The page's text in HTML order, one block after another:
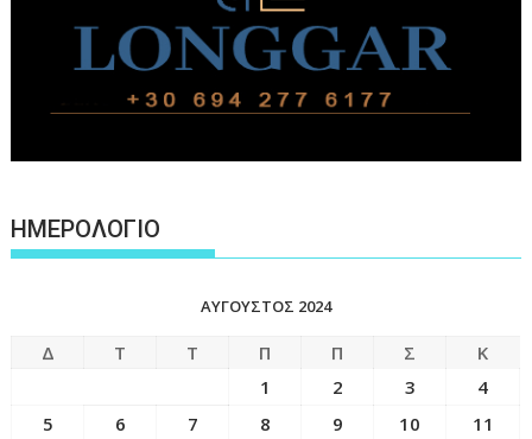
ΗΜΕΡΟΛΟΓΙΟ
ΑΎΓΟΥΣΤΟΣ 2024
Δ Τ Τ Π Π Σ
Κ
1
2 3
4
5
6 7 8 9 10
11